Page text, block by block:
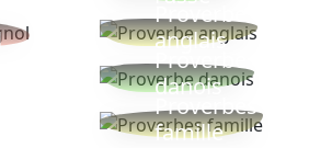
Proverbe
anglais
Proverbe
danois
Proverbes
famille